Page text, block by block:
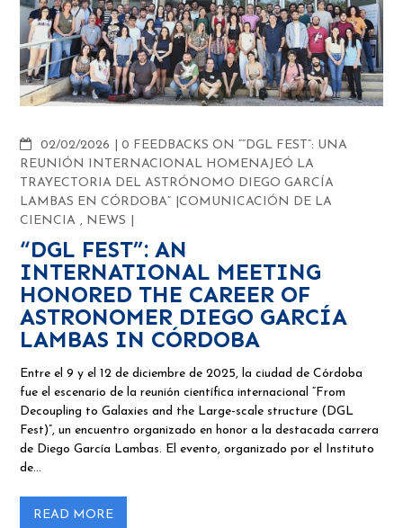
02/02/2026 COMMENTS
0 FEEDBACKS ON ““DGL FEST”: UNA
REUNIÓN INTERNACIONAL HOMENAJEÓ LA
TRAYECTORIA DEL ASTRÓNOMO DIEGO GARCÍA
LAMBAS EN CÓRDOBA”
COMUNICACIÓN DE LA
CIENCIA , NEWS
“DGL FEST”: AN
INTERNATIONAL MEETING
HONORED THE CAREER OF
ASTRONOMER DIEGO GARCÍA
LAMBAS IN CÓRDOBA
Entre el 9 y el 12 de diciembre de 2025, la ciudad de Córdoba
fue el escenario de la reunión científica internacional “From
Decoupling to Galaxies and the Large-scale structure (DGL
Fest)”, un encuentro organizado en honor a la destacada carrera
de Diego García Lambas. El evento, organizado por el Instituto
de…
READ MORE